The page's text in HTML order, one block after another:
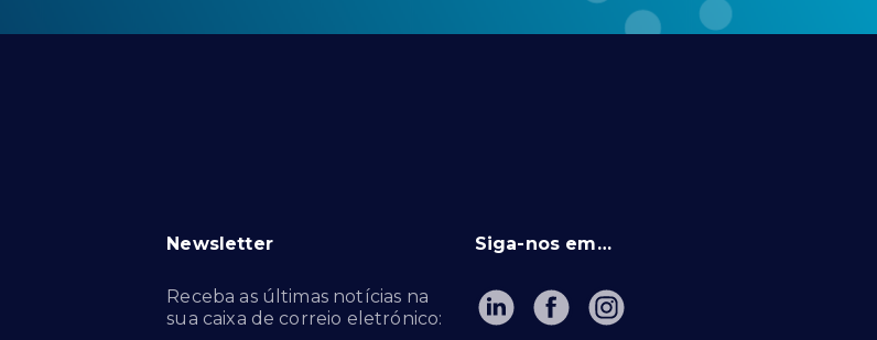
Newsletter
Receba as últimas notícias na
sua caixa de correio eletrónico:
Siga-nos em…